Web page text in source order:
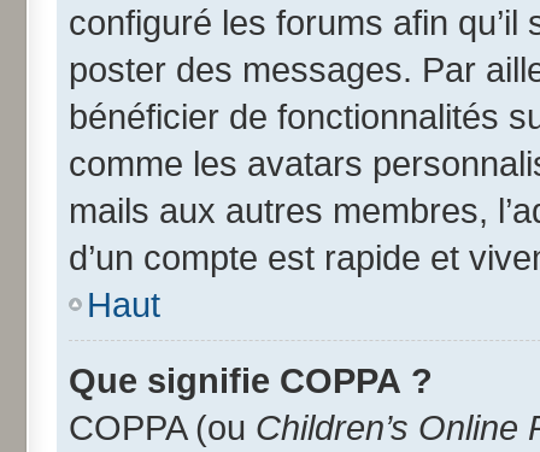
configuré les forums afin
poster des messages. Par
bénéficier de fonctionnalités
comme les avatars
mails aux autres membres,
d’un compte est rapide et
Haut
Que signifie COPPA ?
COPPA (ou Children’s